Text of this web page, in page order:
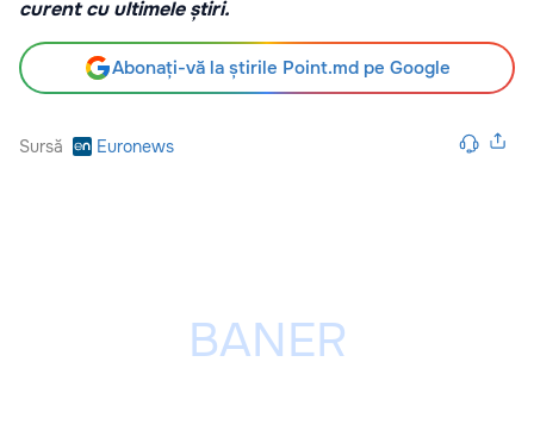
curent cu ultimele știri.
Abonați-vă la știrile Point.md pe Google
Sursă Euronews